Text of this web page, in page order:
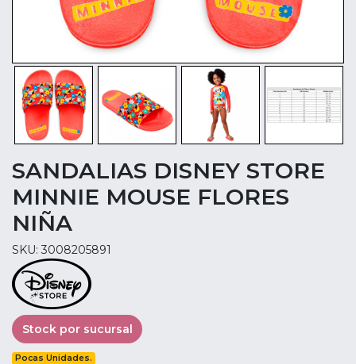
SANDALIAS DISNEY STORE
MINNIE MOUSE FLORES
NIÑA
SKU: 3008205891
Stock por sucursal
Pocas Unidades.